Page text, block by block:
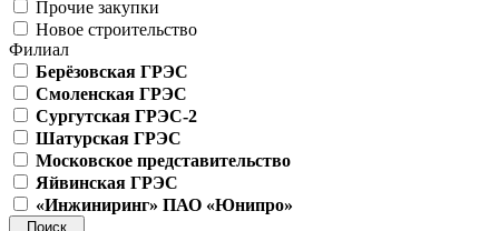
Прочие закупки
Новое строительство
Филиал
Берёзовская ГРЭС
Смоленская ГРЭС
Сургутская ГРЭС-2
Шатурская ГРЭС
Московское представительство
Яйвинская ГРЭС
«Инжиниринг» ПАО «Юнипро»